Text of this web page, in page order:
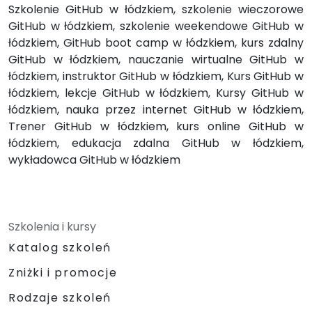
Szkolenie GitHub w łódzkiem, szkolenie wieczorowe
GitHub w łódzkiem, szkolenie weekendowe GitHub w
łódzkiem, GitHub boot camp w łódzkiem, kurs zdalny
GitHub w łódzkiem, nauczanie wirtualne GitHub w
łódzkiem, instruktor GitHub w łódzkiem, Kurs GitHub w
łódzkiem, lekcje GitHub w łódzkiem, Kursy GitHub w
łódzkiem, nauka przez internet GitHub w łódzkiem,
Trener GitHub w łódzkiem, kurs online GitHub w
łódzkiem, edukacja zdalna GitHub w łódzkiem,
wykładowca GitHub w łódzkiem
Szkolenia i kursy
Katalog szkoleń
Zniżki i promocje
Rodzaje szkoleń